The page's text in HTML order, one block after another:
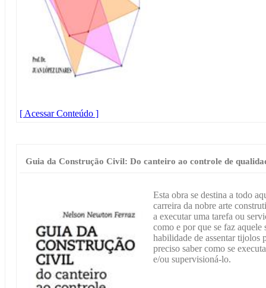
[ Acessar Conteúdo ]
Guia da Construção Civil: Do canteiro ao controle de
Esta obra se destina a todo
carreira da nobre arte
a executar uma tarefa ou
como e por que se faz aquele
habilidade de assentar tijolos
preciso saber como se
e/ou supervisioná-lo.